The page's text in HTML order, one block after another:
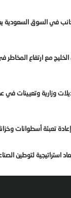
في السوق
مع ارتفاع
وزارية وتعيينات في
تعبئة أسطوانات
استراتيجية لتوطين